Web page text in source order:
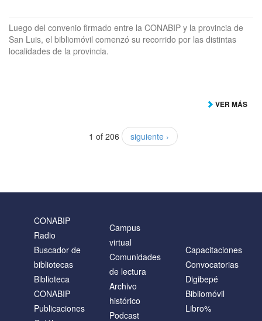
Luego del convenio firmado entre la CONABIP y la provincia de
San Luis, el bibliomóvil comenzó su recorrido por las distintas
localidades de la provincia.
VER MÁS
1 of 206 siguiente ›
CONABIP
Radio
Buscador de
bibliotecas
Biblioteca
CONABIP
Publicaciones
Campus
virtual
Comunidades
de lectura
Archivo
histórico
Podcast
Capacitaciones
Convocatorias
Digibepé
Bibliomóvil
Libro%